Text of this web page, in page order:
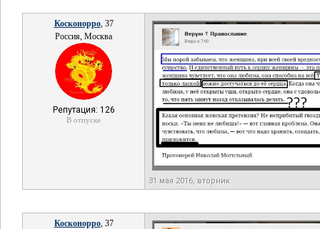
Косконорро, 37
Россия, Москва
Репутация: 126
В отпуске
31 мая 2016, вторник
Косконорро, 37